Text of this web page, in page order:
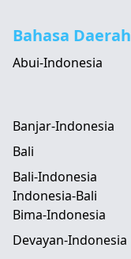
Bahasa Daerah
Abui-Indonesia
Banjar-Indonesia
Bali
Bali-Indonesia
Indonesia-Bali
Bima-Indonesia
Devayan-Indonesia